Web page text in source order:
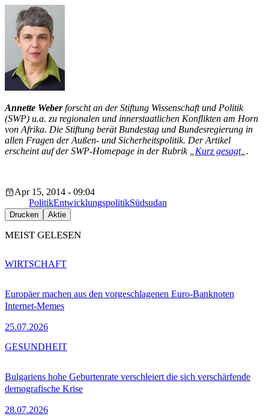
Annette Weberforscht an der Stiftung Wissenschaft und Politik
(SWP) u.a. zu regionalen und innerstaatlichen Konflikten am Horn
von Afrika. Die Stiftung berät Bundestag und Bundesregierung in
allen Fragen der Außen- und Sicherheitspolitik. Der Artikel
erscheint auf der SWP-Homepage in der Rubrik „ Kurz gesagt„.
Apr 15, 2014 - 09:04
PolitikEntwicklungspolitikSüdsudan
Drucken Aktie
MEIST GELESEN
Europäer machen aus den vorgeschlagenen Euro-Banknoten
Internet-Memes
25.07.2026
WIRTSCHAFT
Bulgariens hohe Geburtenrate verschleiert die sich verschärfende
demografische Krise
28.07.2026
GESUNDHEIT